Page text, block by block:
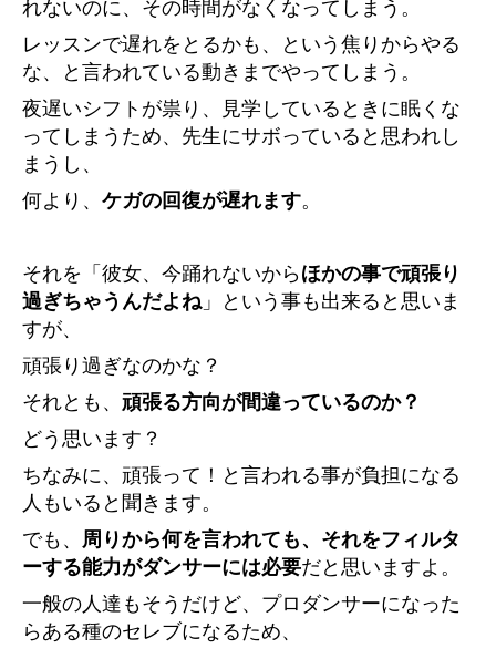
れないのに、その時間がなくなってしまう。
レッスンで遅れをとるかも、という焦りからやる
な、と言われている動きまでやってしまう。
夜遅いシフトが祟り、見学しているときに眠くな
ってしまうため、先生にサボっていると思われし
まうし、
何より、 ケガの回復が遅れます。
それを「彼女、今踊れないからほかの事で頑張り
過ぎちゃうんだよね」という事も出来ると思いま
すが、
頑張り過ぎなのかな？
それとも、 頑張る方向が間違っているのか？
どう思います？
ちなみに、 頑張って！と言われる事が負担になる
人もいると聞きます。
でも、 周りから何を言われても、それをフィルタ
ーする能力がダンサーには必要だと思いますよ。
一般の人達もそうだけど、プロダンサーになった
らある種のセレブになるため、